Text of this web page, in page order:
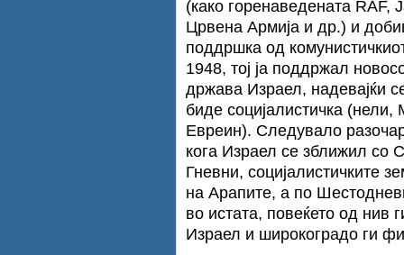
(како горенаведената RAF,
Црвена Армија и др.) и
поддршка од
1948, тој ја поддржал
држава Израел, надевајќи
биде социјалистичка (нели,
Евреин). Следувало
кога Израел се зближил со
Гневни, социјалистичките
на Арапите, а по
во истата, повеќето од нив
Израел и широкоградо ги